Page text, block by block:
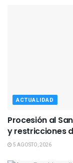
ACTUALIDAD
Procesión al
y restricciones
5 AGOSTO, 2026